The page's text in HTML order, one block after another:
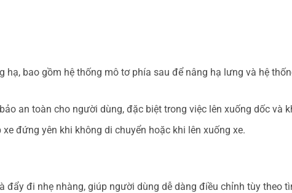
hạ, bao gồm hệ thống mô tơ phía sau để nâng hạ lưng và hệ
an toàn cho người dùng, đặc biệt trong việc lên xuống dốc và
đứng yên khi không di chuyển hoặc khi lên xuống xe.
đẩy đi nhẹ nhàng, giúp người dùng dễ dàng điều chỉnh tùy theo